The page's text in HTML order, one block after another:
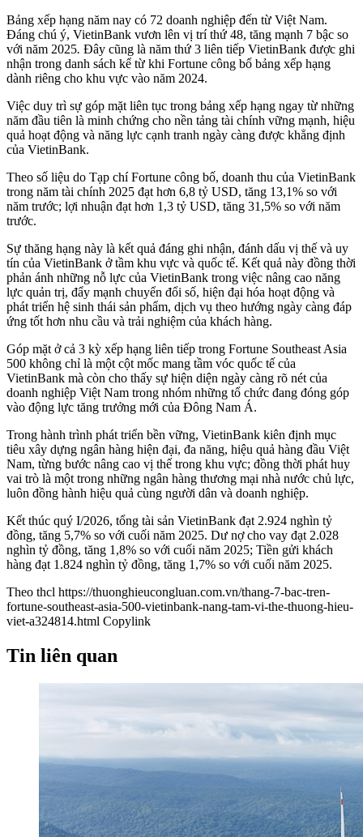
Bảng xếp hạng năm nay có 72 doanh nghiệp đến từ Việt Nam.
Đáng chú ý, VietinBank vươn lên vị trí thứ 48, tăng mạnh 7 bậc so
với năm 2025. Đây cũng là năm thứ 3 liên tiếp VietinBank được ghi
nhận trong danh sách kể từ khi Fortune công bố bảng xếp hạng
dành riêng cho khu vực vào năm 2024.
Việc duy trì sự góp mặt liên tục trong bảng xếp hạng ngay từ những
năm đầu tiên là minh chứng cho nền tảng tài chính vững mạnh, hiệu
quả hoạt động và năng lực cạnh tranh ngày càng được khẳng định
của VietinBank.
Theo số liệu do Tạp chí Fortune công bố, doanh thu của VietinBank
trong năm tài chính 2025 đạt hơn 6,8 tỷ USD, tăng 13,1% so với
năm trước; lợi nhuận đạt hơn 1,3 tỷ USD, tăng 31,5% so với năm
trước.
Sự thăng hạng này là kết quả đáng ghi nhận, đánh dấu vị thế và uy
tín của VietinBank ở tầm khu vực và quốc tế. Kết quả này đồng thời
phản ánh những nỗ lực của VietinBank trong việc nâng cao năng
lực quản trị, đẩy mạnh chuyển đổi số, hiện đại hóa hoạt động và
phát triển hệ sinh thái sản phẩm, dịch vụ theo hướng ngày càng đáp
ứng tốt hơn nhu cầu và trải nghiệm của khách hàng.
Góp mặt ở cả 3 kỳ xếp hạng liên tiếp trong Fortune Southeast Asia
500 không chỉ là một cột mốc mang tầm vóc quốc tế của
VietinBank mà còn cho thấy sự hiện diện ngày càng rõ nét của
doanh nghiệp Việt Nam trong nhóm những tổ chức đang đóng góp
vào động lực tăng trưởng mới của Đông Nam Á.
Trong hành trình phát triển bền vững, VietinBank kiên định mục
tiêu xây dựng ngân hàng hiện đại, đa năng, hiệu quả hàng đầu Việt
Nam, từng bước nâng cao vị thế trong khu vực; đồng thời phát huy
vai trò là một trong những ngân hàng thương mại nhà nước chủ lực,
luôn đồng hành hiệu quả cùng người dân và doanh nghiệp.
Kết thúc quý I/2026, tổng tài sản VietinBank đạt 2.924 nghìn tỷ
đồng, tăng 5,7% so với cuối năm 2025. Dư nợ cho vay đạt 2.028
nghìn tỷ đồng, tăng 1,8% so với cuối năm 2025; Tiền gửi khách
hàng đạt 1.824 nghìn tỷ đồng, tăng 1,7% so với cuối năm 2025.
Theo thcl https://thuonghieucongluan.com.vn/thang-7-bac-tren-
fortune-southeast-asia-500-vietinbank-nang-tam-vi-the-thuong-hieu-
viet-a324814.html Copylink
Tin liên quan